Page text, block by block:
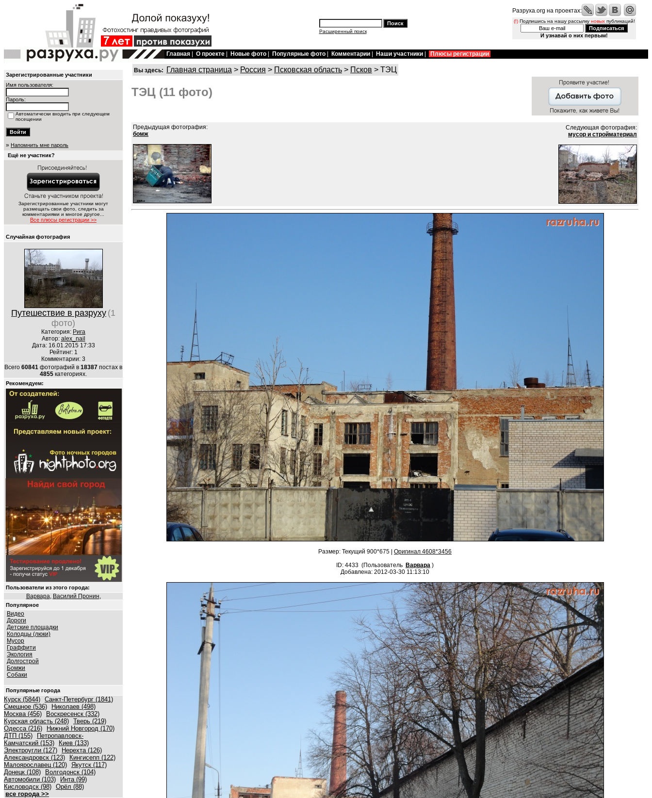
Расширенный поиск
Разруха.org на проектах:
(!)Подпишись на нашу рассылку новыхпубликаций!
И узнавай о них первым!
Главная О проекте Новые фото Популярные фото Комментарии Наши участники Плюсы регистрации
Зарегистрированные участники
Имя пользователя:
Пароль:
Автоматически входить при следующем
посещении
» Напомнить мне пароль
Ещё не участник?
Зарегистрированные участники могут
размещать свои фото, следить за
комментариями и многое другое...
Все плюсы регистрации >>
Случайная фотография
Путешествие в разруху (1
фото)
Категория: Рига
Автор: alex_nail
Дата: 16.01.2015 17:33
Рейтинг: 1
Комментарии: 3
Всего 60841 фотографий в 18387 постах в
4855 категориях.
Рекомендуем:
Пользователи из этого города:
Варвара, Василий Пронин,
Популярное
Видео
Дороги
Детские площадки
Колодцы (люки)
Мусор
Граффити
Экология
Долгострой
Бомжи
Собаки
Популярные города
Курск (5844) Санкт-Петербург (1841)
Смешное (536)
Николаев (498)
Москва (456)
Воскресенск (332)
Курская область (248) Тверь (219)
Одесса (216)
Нижний Новгород (170)
ДТП (155)
Петропавловск-
Камчатский (153)
Киев (133)
Электроугли (127)
Нерехта (126)
Александровск (123)
Кингисепп (122)
Малоярославец (120) Якутск (117)
Донецк (108)
Волгодонск (104)
Автомобили (103)
Инта (99)
Кисловодск (98) Орёл (88)
все города >>
Вы здесь: Главная страница > Россия > Псковская область > Псков > ТЭЦ
ТЭЦ (11 фото)
Предыдущая фотография:
бомж
Следующая фотография:
мусор и стройматериал
Размер: Текущий 900*675 | Оригинал 4608*3456
ID: 4433 (Пользователь Варвара )
Добавлена: 2012-03-30 11:13:10